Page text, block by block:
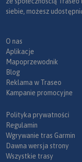
siebie, możesz
O nas
Aplikacje
Mapoprzewodnik
Blog
Reklama w Traseo
Kampanie promocyjne
Polityka prywatności
Regulamin
Wgrywanie tras Garmin
Dawna wersja strony
Wszystkie trasy